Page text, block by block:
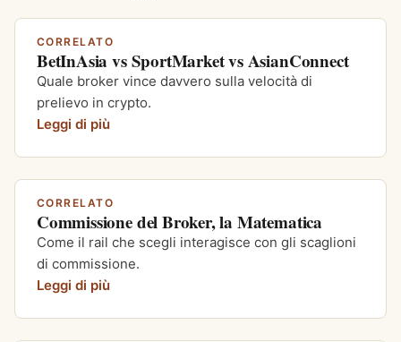
CORRELATO
BetInAsia vs SportMarket vs AsianConnect
Quale broker vince davvero sulla velocità di
prelievo in crypto.
Leggi di più
CORRELATO
Commissione del Broker, la Matematica
Come il rail che scegli interagisce con gli scaglioni
di commissione.
Leggi di più